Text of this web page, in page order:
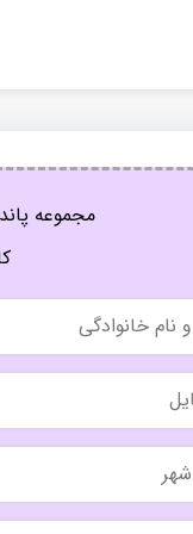
مجموعه
و
نام
خانوادگی
موبایل
نام
شهر